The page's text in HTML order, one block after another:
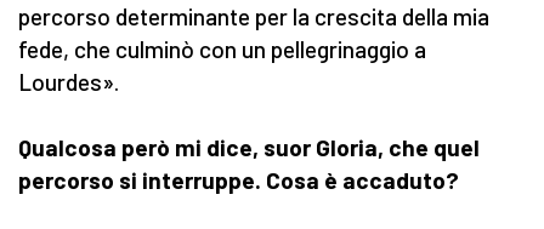
percorso determinante per la crescita della mia
fede, che culminò con un pellegrinaggio a
Lourdes».
Qualcosa però mi dice, suor Gloria, che quel
percorso si interruppe. Cosa è accaduto?